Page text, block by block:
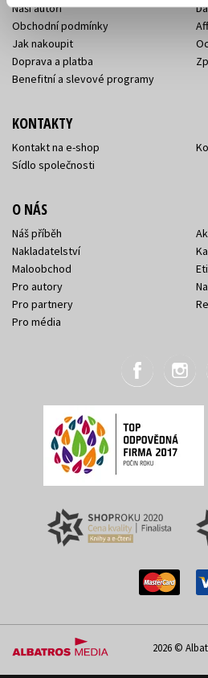
Naši autoři
Obchodní podmínky
Jak nakoupit
Doprava a platba
Benefitní a slevové programy
KONTAKTY
Kontakt na e-shop
Sídlo společnosti
O NÁS
Náš příběh
Nakladatelství
Maloobchod
Pro autory
Pro partnery
Pro média
2026 ©